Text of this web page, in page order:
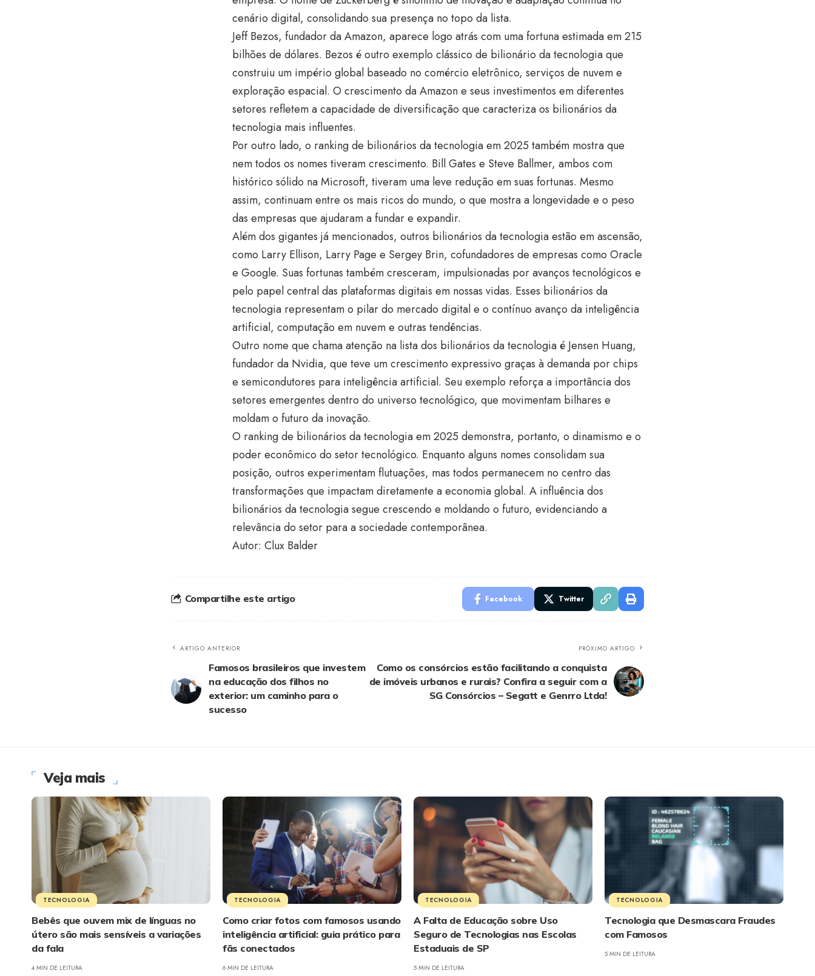
cenário digital, consolidando sua presença no topo da lista.
Jeff Bezos, fundador da Amazon, aparece logo atrás com uma fortuna estimada em 215
bilhões de dólares. Bezos é outro exemplo clássico de bilionário da tecnologia que
construiu um império global baseado no comércio eletrônico, serviços de nuvem e
exploração espacial. O crescimento da Amazon e seus investimentos em diferentes
setores refletem a capacidade de diversificação que caracteriza os bilionários da
tecnologia mais influentes.
Por outro lado, o ranking de bilionários da tecnologia em 2025 também mostra que
nem todos os nomes tiveram crescimento. Bill Gates e Steve Ballmer, ambos com
histórico sólido na Microsoft, tiveram uma leve redução em suas fortunas. Mesmo
assim, continuam entre os mais ricos do mundo, o que mostra a longevidade e o peso
das empresas que ajudaram a fundar e expandir.
Além dos gigantes já mencionados, outros bilionários da tecnologia estão em ascensão,
como Larry Ellison, Larry Page e Sergey Brin, cofundadores de empresas como Oracle
e Google. Suas fortunas também cresceram, impulsionadas por avanços tecnológicos e
pelo papel central das plataformas digitais em nossas vidas. Esses bilionários da
tecnologia representam o pilar do mercado digital e o contínuo avanço da inteligência
artificial, computação em nuvem e outras tendências.
Outro nome que chama atenção na lista dos bilionários da tecnologia é Jensen Huang,
fundador da Nvidia, que teve um crescimento expressivo graças à demanda por chips
e semicondutores para inteligência artificial. Seu exemplo reforça a importância dos
setores emergentes dentro do universo tecnológico, que movimentam bilhares e
moldam o futuro da inovação.
O ranking de bilionários da tecnologia em 2025 demonstra, portanto, o dinamismo e o
poder econômico do setor tecnológico. Enquanto alguns nomes consolidam sua
posição, outros experimentam flutuações, mas todos permanecem no centro das
transformações que impactam diretamente a economia global. A influência dos
bilionários da tecnologia segue crescendo e moldando o futuro, evidenciando a
relevância do setor para a sociedade contemporânea.
Autor: Clux Balder
Compartilhe este artigo Facebook Twitter
ARTIGO ANTERIOR
Famosos brasileiros que investem
na educação dos filhos no
exterior: um caminho para o
sucesso
PRÓXIMO ARTIGO
Como os consórcios estão facilitando a conquista
de imóveis urbanos e rurais? Confira a seguir com a
SG Consórcios – Segatt e Genrro Ltda!
Veja mais
TECNOLOGIA
Bebês que ouvem mix de línguas no
útero são mais sensíveis a variações
da fala
4 MIN DE LEITURA
TECNOLOGIA
Como criar fotos com famosos usando
inteligência artificial: guia prático para
fãs conectados
6 MIN DE LEITURA
TECNOLOGIA
A Falta de Educação sobre Uso
Seguro de Tecnologias nas Escolas
Estaduais de SP
5 MIN DE LEITURA
TECNOLOGIA
Tecnologia que Desmascara Fraudes
com Famosos
5 MIN DE LEITURA